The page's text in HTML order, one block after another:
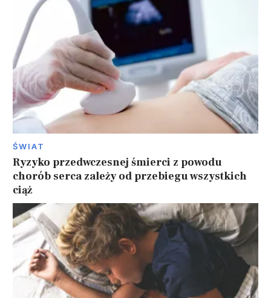
ŚWIAT
Ryzyko przedwczesnej śmierci z powodu
chorób serca zależy od przebiegu wszystkich
ciąż